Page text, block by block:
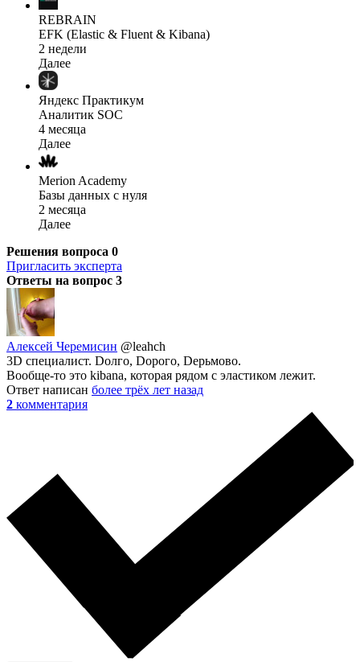
REBRAIN
EFK (Elastic & Fluent & Kibana)
2 недели
Далее
Яндекс Практикум
Аналитик SOC
4 месяца
Далее
Merion Academy
Базы данных с нуля
2 месяца
Далее
Решения вопроса 0
Пригласить эксперта
Ответы на вопрос 3
Алексей Черемисин @leahch
3D специалист. Dолго, Dорого, Dерьмово.
Вообще-то это kibana, которая рядом с эластиком лежит.
Ответ написан более трёх лет назад
2 комментария